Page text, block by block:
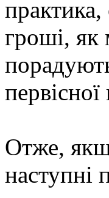
гроші, як
первісної
Отже,
наступні